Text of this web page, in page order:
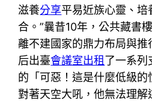
滋養分享平易近族心靈、
合。”曩昔10年，公共藏書
離不建國家的鼎力布局與
后出臺會議室出租了一系列
的「可惡！這是什麼低級
對著天空大吼，他無法理解